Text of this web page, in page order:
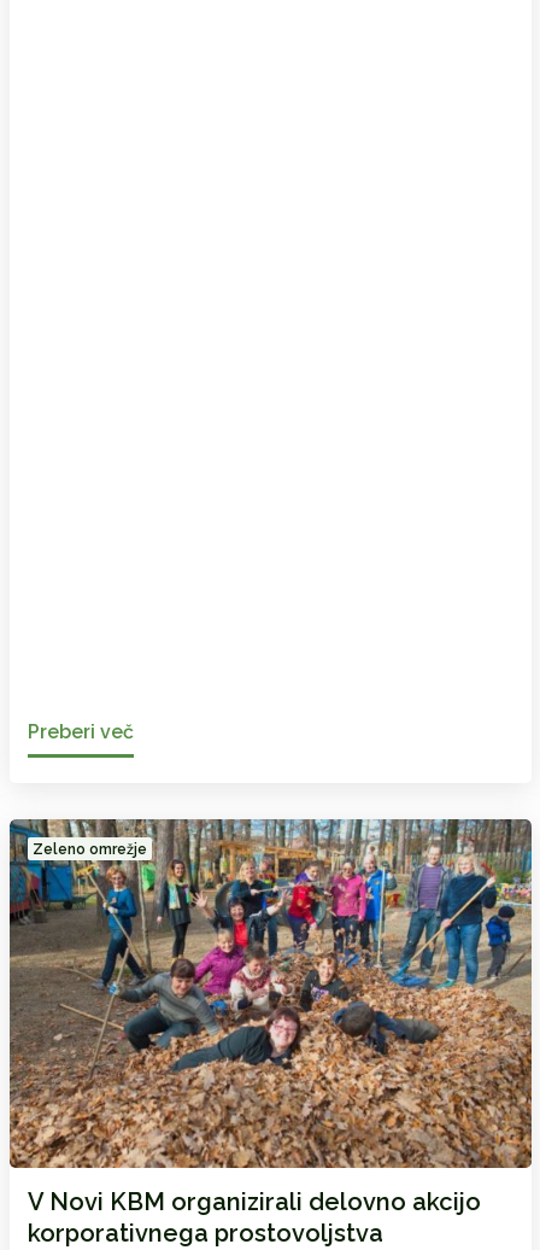
Preberi več
Zeleno omrežje
V Novi KBM organizirali delovno akcijo
korporativnega prostovoljstva